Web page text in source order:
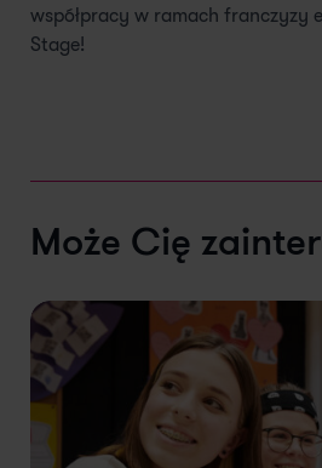
współpracy w ramach franczyzy
Stage!
Może Cię